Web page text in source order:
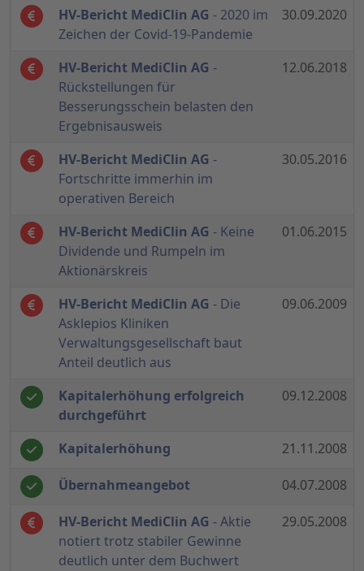
HV-Bericht MediClin AG - 2020 im
Zeichen der Covid-19-Pandemie
30.09.2020
HV-Bericht MediClin AG -
Rückstellungen für
Besserungsschein belasten den
Ergebnisausweis
12.06.2018
HV-Bericht MediClin AG -
Fortschritte immerhin im
operativen Bereich
30.05.2016
HV-Bericht MediClin AG - Keine
Dividende und Rumpeln im
Aktionärskreis
01.06.2015
HV-Bericht MediClin AG - Die
Asklepios Kliniken
Verwaltungsgesellschaft baut
Anteil deutlich aus
09.06.2009
Kapitalerhöhung erfolgreich
durchgeführt
09.12.2008
Kapitalerhöhung 21.11.2008
Übernahmeangebot 04.07.2008
HV-Bericht MediClin AG - Aktie
notiert trotz stabiler Gewinne
deutlich unter dem Buchwert
29.05.2008